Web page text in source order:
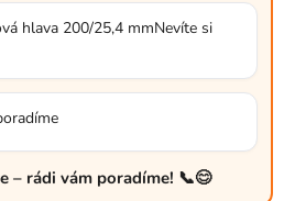
hlava 200/25,4 mmNevíte si
– rádi vám poradíme! 📞😊